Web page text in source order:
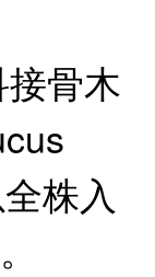
接骨木
株入